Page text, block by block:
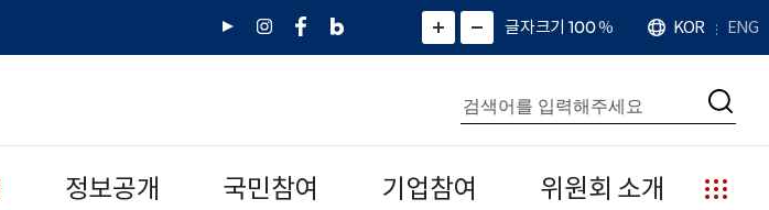
유
인
페
네
그
)
화
면
면
소
확
대
치
글자크기 100%
언
어
KOR ENG
통
합
검
색
검
정보공개 국민참여 기업참여 위원회 소개
누